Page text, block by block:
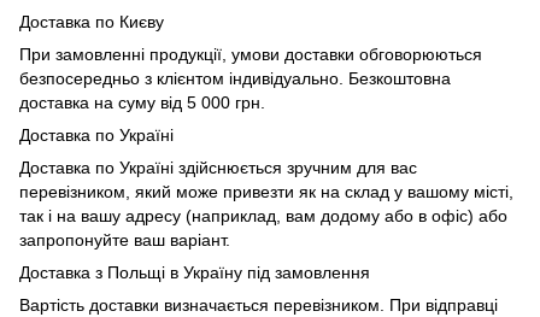
Доставка по Києву
При замовленні продукції, умови доставки обговорюються
безпосередньо з клієнтом індивідуально. Безкоштовна
доставка на суму від 5 000 грн.
Доставка по Україні
Доставка по Україні здійснюється зручним для вас
перевізником, який може привезти як на склад у вашому місті,
так і на вашу адресу (наприклад, вам додому або в офіс) або
запропонуйте ваш варіант.
Доставка з Польщі в Україну під замовлення
Вартість доставки визначається перевізником. При відправці